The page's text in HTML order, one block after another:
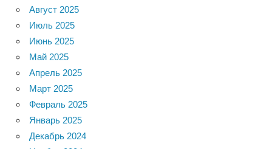
Август 2025
Июль 2025
Июнь 2025
Май 2025
Апрель 2025
Март 2025
Февраль 2025
Январь 2025
Декабрь 2024